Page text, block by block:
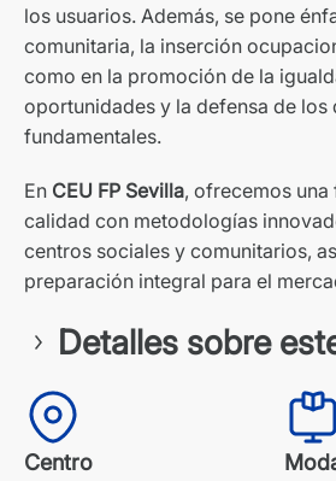
los usuarios. Además, se pone
comunitaria, la inserción
como en la promoción de la
oportunidades y la defensa de los
fundamentales.
En CEU FP Sevilla, ofrecemos
calidad con metodologías
centros sociales y comunitarios,
preparación integral para el
Detalles sobre
Centro